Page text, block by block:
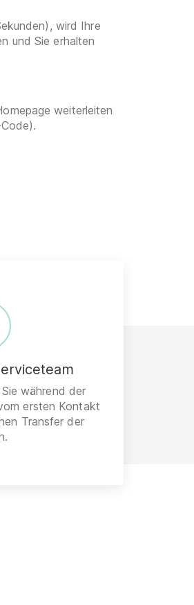
wird Ihre
und Sie erhalten
weiterleiten
während der
ersten Kontakt
Transfer der